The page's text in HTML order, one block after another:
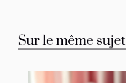
Sur le même sujet